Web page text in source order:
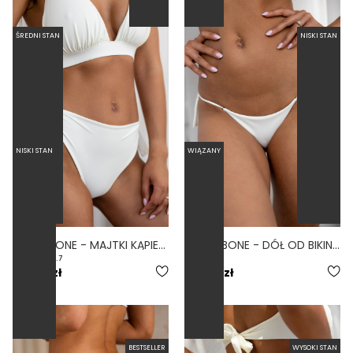
ŚREDNI STAN
BUENA BONE - MAJTKI KĄPIELOWE WIĄZANE BIAŁY
4.7
159,00 zł
NISKI STAN
CHICA BONE - DÓŁ OD BIKINI NISKI STAN WIĄZANY BIAŁY
139,00 zł
NISKI STAN
BESTSELLER
WIĄZANY
WYSOKI STAN